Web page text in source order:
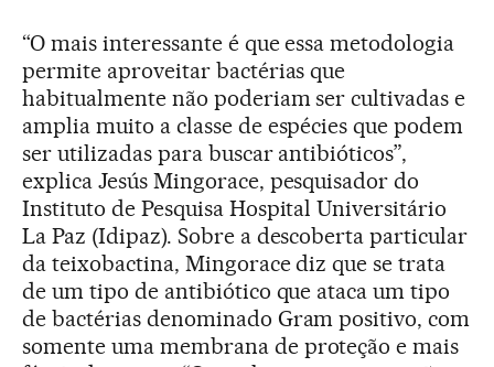
“O mais interessante é que essa metodologia
permite aproveitar bactérias que
habitualmente não poderiam ser cultivadas e
amplia muito a classe de espécies que podem
ser utilizadas para buscar antibióticos”,
explica Jesús Mingorace, pesquisador do
Instituto de Pesquisa Hospital Universitário
La Paz (Idipaz). Sobre a descoberta particular
da teixobactina, Mingorace diz que se trata
de um tipo de antibiótico que ataca um tipo
de bactérias denominado Gram positivo, com
somente uma membrana de proteção e mais